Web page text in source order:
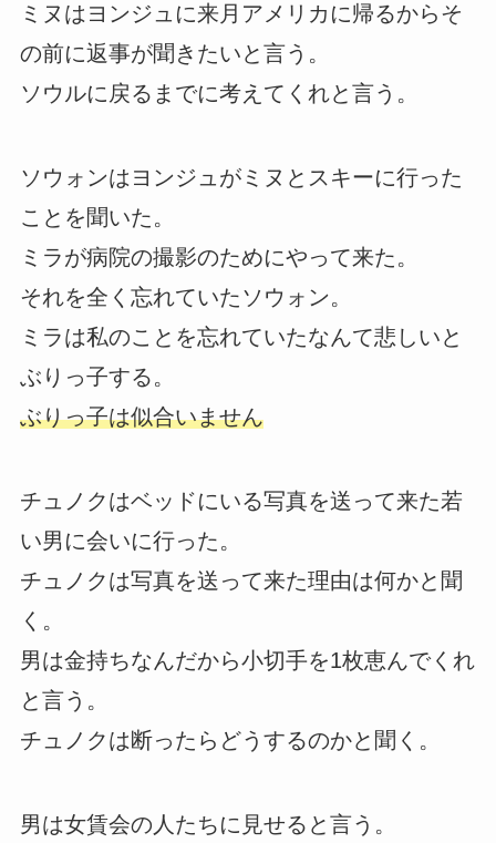
ミヌはヨンジュに来月アメリカに帰るからそ
の前に返事が聞きたいと言う。
ソウルに戻るまでに考えてくれと言う。
ソウォンはヨンジュがミヌとスキーに行った
ことを聞いた。
ミラが病院の撮影のためにやって来た。
それを全く忘れていたソウォン。
ミラは私のことを忘れていたなんて悲しいと
ぶりっ子する。
ぶりっ子は似合いません
チュノクはベッドにいる写真を送って来た若
い男に会いに行った。
チュノクは写真を送って来た理由は何かと聞
く。
男は金持ちなんだから小切手を1枚恵んでくれ
と言う。
チュノクは断ったらどうするのかと聞く。
男は女賃会の人たちに見せると言う。